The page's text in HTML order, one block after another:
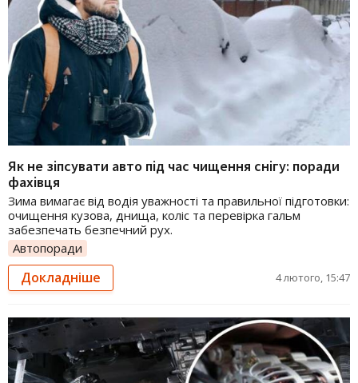
Як не зіпсувати авто під час чищення снігу: поради
фахівця
Зима вимагає від водія уважності та правильної підготовки:
очищення кузова, днища, коліс та перевірка гальм
забезпечать безпечний рух.
Автопоради
Докладніше 4 лютого, 15:47